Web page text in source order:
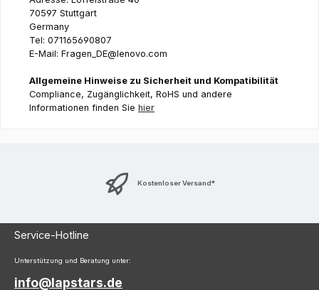
70597 Stuttgart
Germany
Tel: 071165690807
E-Mail: Fragen_DE@lenovo.com
Allgemeine Hinweise zu Sicherheit und Kompatibilität
Compliance, Zugänglichkeit, RoHS und andere
Informationen finden Sie hier
Kostenloser Versand*
Service-Hotline
Unterstützung und Beratung unter:
info@lapstars.de